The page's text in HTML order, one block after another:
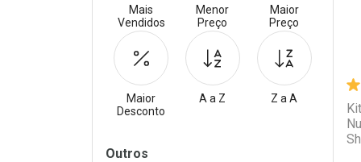
Mais
Vendidos
Menor
Preço
Maior
Preço
Maior
Desconto
A a Z Z a A
Filtros
Outros